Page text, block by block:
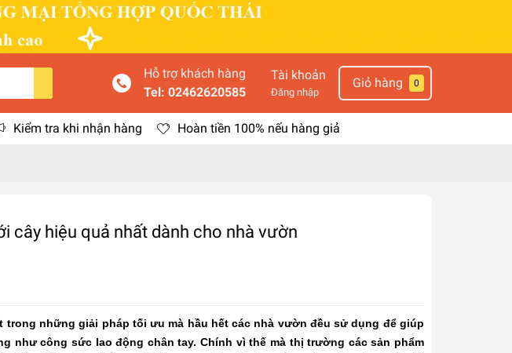
Hỗ trợ khách hàng
Tel: 02462620585
Tài khoản
Đăng nhập
Giỏ hàng 0
Kiểm tra khi nhận hàng Hoàn tiền 100% nếu hàng giả
cây hiệu quả nhất dành cho nhà vườn
trong những giải pháp tối ưu mà hầu hết các nhà vườn đều sử dụng để giúp
như công sức lao động chân tay. Chính vì thế mà thị trường các sản phẩm